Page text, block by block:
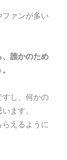
ァンが多い
、誰かのため
すし、何かの
ます。
えるように